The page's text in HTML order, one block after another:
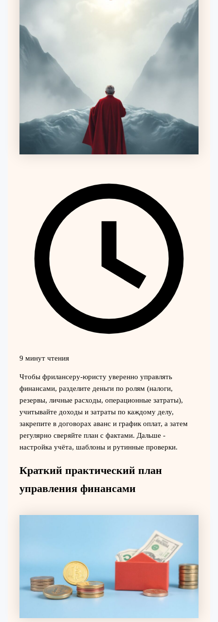
9 минут чтения
Чтобы фрилансеру-юристу уверенно управлять
финансами, разделите деньги по ролям (налоги,
резервы, личные расходы, операционные затраты),
учитывайте доходы и затраты по каждому делу,
закрепите в договорах аванс и график оплат, а затем
регулярно сверяйте план с фактами. Дальше -
настройка учёта, шаблоны и рутинные проверки.
Краткий практический план
управления финансами